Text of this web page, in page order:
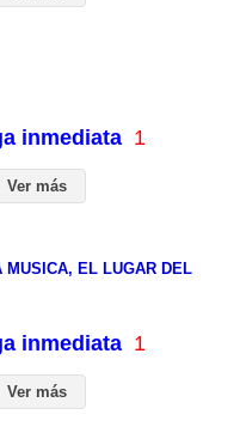
inmediata 1
Ver más
EL LUGAR DEL
inmediata 1
Ver más